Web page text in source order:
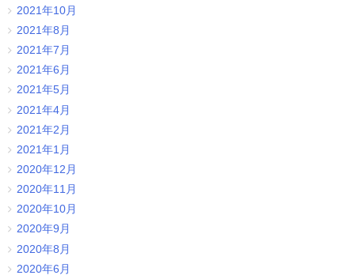
2021年10月
2021年8月
2021年7月
2021年6月
2021年5月
2021年4月
2021年2月
2021年1月
2020年12月
2020年11月
2020年10月
2020年9月
2020年8月
2020年6月